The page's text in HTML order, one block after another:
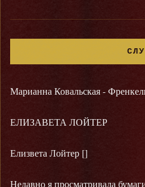
Марианна Ковальская -
ЕЛИЗАВЕТА ЛОЙТЕР
Елизвета Лойтер []
Недавно я просматривала